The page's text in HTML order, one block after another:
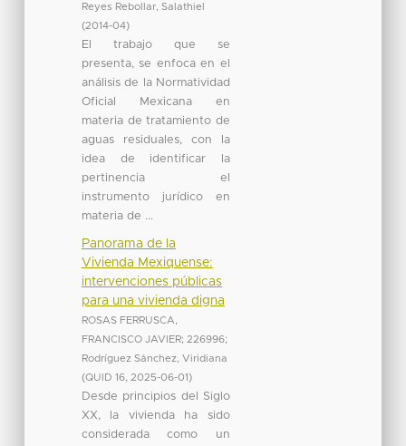
Reyes Rebollar, Salathiel
(2014-04)
El trabajo que se
presenta, se enfoca en el
análisis de la Normatividad
Oficial Mexicana en
materia de tratamiento de
aguas residuales, con la
idea de identificar la
pertinencia el
instrumento jurídico en
materia de ...
Panorama de la
Vivienda Mexiquense:
intervenciones públicas
para una vivienda digna
ROSAS FERRUSCA,
FRANCISCO JAVIER; 226996;
Rodríguez Sánchez, Viridiana
(QUID 16, 2025-06-01)
Desde principios del Siglo
XX, la vivienda ha sido
considerada como un